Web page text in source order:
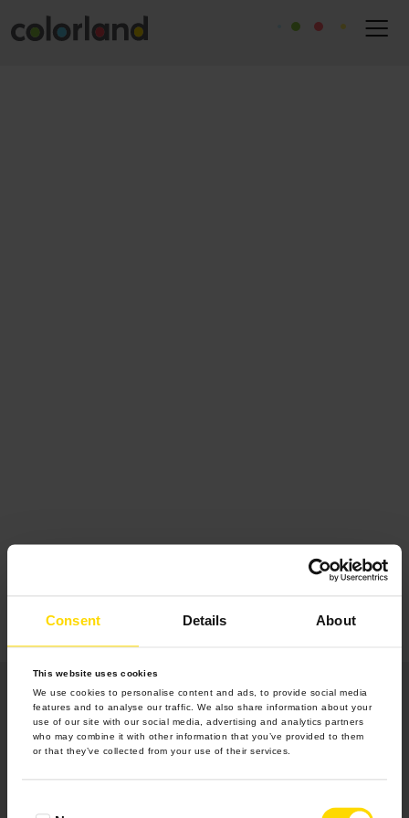
Consent Details About
This website uses cookies
We use cookies to personalise content and ads, to provide social media
features and to analyse our traffic. We also share information about your
use of our site with our social media, advertising and analytics partners
who may combine it with other information that you’ve provided to them
or that they’ve collected from your use of their services.
Produkty